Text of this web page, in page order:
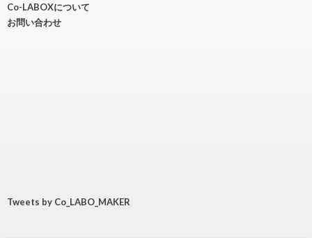
Co-LABOXについて
お問い合わせ
Tweets by Co_LABO_MAKER